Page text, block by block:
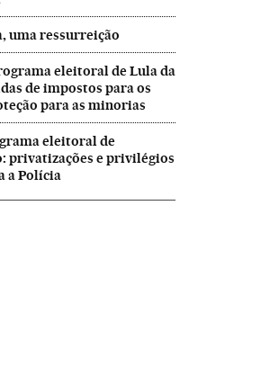
uma ressurreição
eleitoral de Lula da
de impostos para os
para as minorias
eleitoral de
privatizações e privilégios
a Polícia